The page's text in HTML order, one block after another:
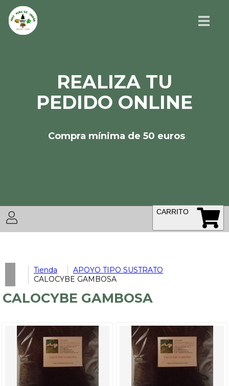
REALIZA TU
PEDIDO ONLINE
Compra mínima de 50 euros
CARRITO
Tienda
APOYO TIPO SUSTRATO
CALOCYBE GAMBOSA
CALOCYBE GAMBOSA